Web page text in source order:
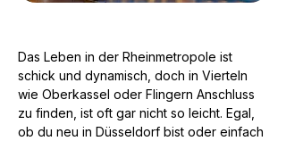
Das Leben in der Rheinmetropole ist
schick und dynamisch, doch in Vierteln
wie Oberkassel oder Flingern Anschluss
zu finden, ist oft gar nicht so leicht. Egal,
ob du neu in Düsseldorf bist oder einfach